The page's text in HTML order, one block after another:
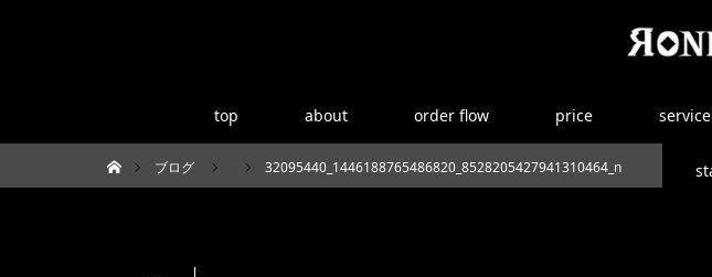
top about order flow price service
ホームブログ 32095440_1446188765486820_8528205427941310464_n